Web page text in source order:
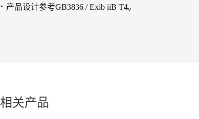
· 产品设计参考GB3836 / Exib iiB T4。
相关产品